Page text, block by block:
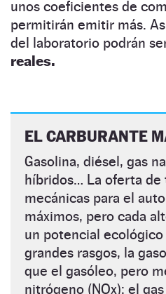
unos coeficientes de
permitirán emitir más.
del laboratorio podrán
reales.
EL CARBURANTE
Gasolina, diésel, gas
híbridos… La oferta de
mecánicas para el
máximos, pero cada
un potencial
grandes rasgos, la
que el gasóleo, pero
nitrógeno (NOx); el